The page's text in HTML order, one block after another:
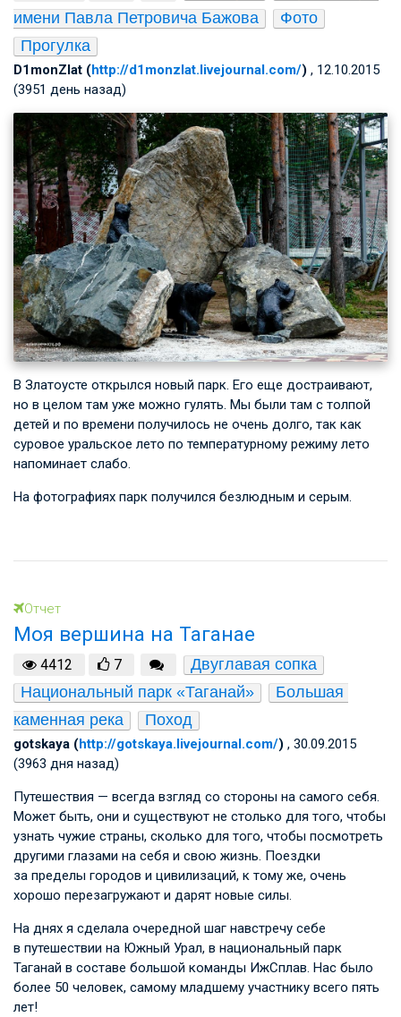
имени Павла Петровича Бажова
Фото
Прогулка
D1monZlat (http://d1monzlat.livejournal.com/) , 12.10.2015
(3951 день назад)
В Златоусте открылся новый парк. Его еще достраивают,
но в целом там уже можно гулять. Мы были там с толпой
детей и по времени получилось не очень долго, так как
суровое уральское лето по температурному режиму лето
напоминает слабо.
На фотографиях парк получился безлюдным и серым.
Отчет
Моя вершина на Таганае
4412 7
Двуглавая сопка
Национальный парк «Таганай»
Большая
каменная река
Поход
gotskaya (http://gotskaya.livejournal.com/) , 30.09.2015
(3963 дня назад)
Путешествия — всегда взгляд со стороны на самого себя.
Может быть, они и существуют не столько для того, чтобы
узнать чужие страны, сколько для того, чтобы посмотреть
другими глазами на себя и свою жизнь. Поездки
за пределы городов и цивилизаций, к тому же, очень
хорошо перезагружают и дарят новые силы.
На днях я сделала очередной шаг навстречу себе
в путешествии на Южный Урал, в национальный парк
Таганай в составе большой команды ИжСплав. Нас было
более 50 человек, самому младшему участнику всего пять
лет!